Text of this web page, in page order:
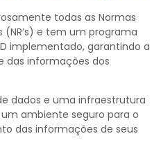
todas as Normas
(NR’s) e tem um programa
implementado, garantindo a
das informações dos
dados e uma infraestrutura
ambiente seguro para o
das informações de seus